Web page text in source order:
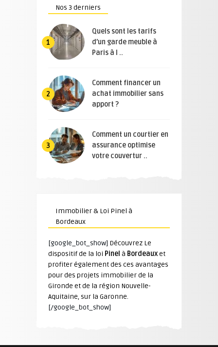
Nos 3 derniers
1
Quels sont les tarifs
d’un garde meuble à
Paris à l ..
2
Comment financer un
achat immobilier sans
apport ?
3
Comment un courtier en
assurance optimise
votre couvertur ..
Immobilier & Loi Pinel à
Bordeaux
[google_bot_show] Découvrez Le
dispositif de la loi Pinel à Bordeauxet
profiter également des ces avantages
pour des projets immobilier de la
Gironde et de la région Nouvelle-
Aquitaine, sur la Garonne.
[/google_bot_show]